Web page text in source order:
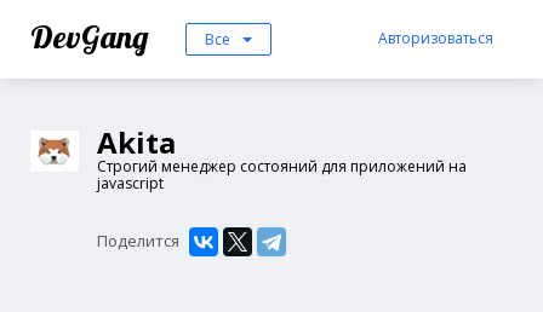
DevGang Все Авторизоваться
Akita
Строгий менеджер состояний для приложений на
javascript
Поделится